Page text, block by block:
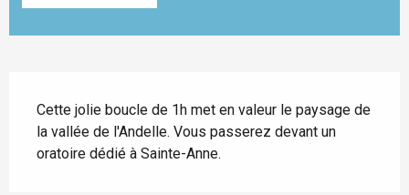
Cette jolie boucle de 1h met en valeur le paysage de
la vallée de l'Andelle. Vous passerez devant un
oratoire dédié à Sainte-Anne.